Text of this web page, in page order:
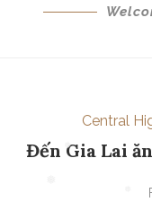
❅
Central
Đến Gia Lai